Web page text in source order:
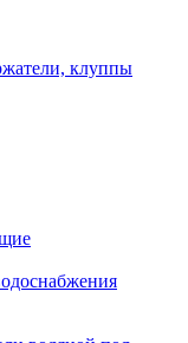
клуппы